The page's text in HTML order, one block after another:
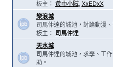
板主： 黃巾小賊, XxEDxX
樂浪城
司馬仲達的城池，討論動漫
板主：
司馬仲達
天水城
司馬仲達的城池，求學、工
助。